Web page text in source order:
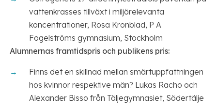
vattenkrasses tillväxt i miljörelevanta
koncentrationer, Rosa Kronblad, P A
Fogelströms gymnasium, Stockholm
Alumnernas framtidspris och publikens pris:
Finns det en skillnad mellan smärtuppfattningen
hos kvinnor respektive män? Lukas Racho och
Alexander Bisso från Täljegymnasiet, Södertälje